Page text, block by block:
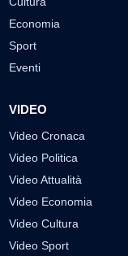
Economia
Sport
Eventi
VIDEO
Video Cronaca
Video Politica
Video Attualità
Video Economia
Video Cultura
Video Sport